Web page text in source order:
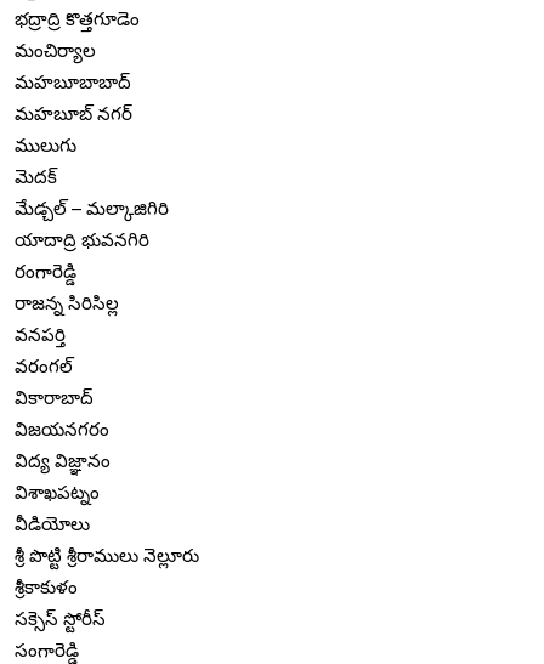
భద్రాద్రి కొత్తగూడెం
మంచిర్యాల
మహబూబాబాద్
మహబూబ్ నగర్
ములుగు
మెదక్
మేడ్చల్ – మల్కాజిగిరి
యాదాద్రి భువనగిరి
రంగారెడ్డి
రాజన్న సిరిసిల్ల
వనపర్తి
వరంగల్
వికారాబాద్
విజయనగరం
విద్య విజ్ఞానం
విశాఖపట్నం
వీడియోలు
శ్రీ పొట్టి శ్రీరాములు నెల్లూరు
శ్రీకాకుళం
సక్సెస్ స్టోరీస్
సంగారెడ్డి